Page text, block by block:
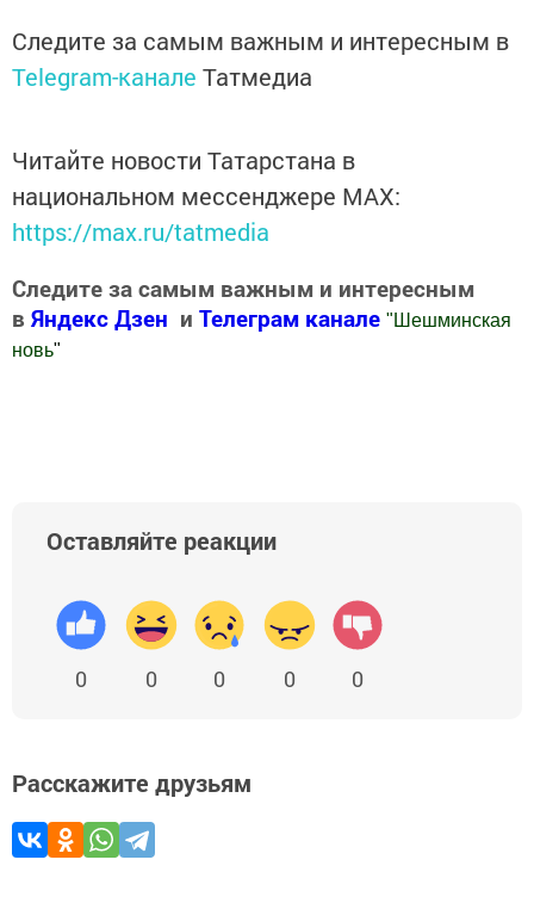
Следите за самым важным и интересным в
Telegram-канале Татмедиа
Читайте новости Татарстана в
национальном мессенджере MАХ:
https://max.ru/tatmedia
Следите за самым важным и интересным
в Яндекс Дзен и Телеграм канале " Шешминская
новь"
Оставляйте реакции
0 0 0 0 0
Расскажите друзьям